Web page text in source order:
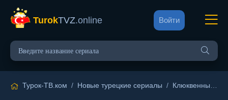
TurokTVZ.online Войти
Турок-ТВ.ком / Новые турецкие сериалы / Клюквенный щербет